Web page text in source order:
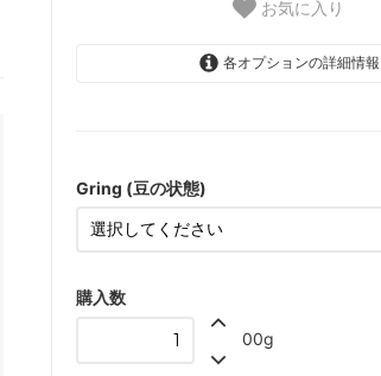
お気に入り
各オプションの詳細情報
Gring (豆の状態)
購入数
00g